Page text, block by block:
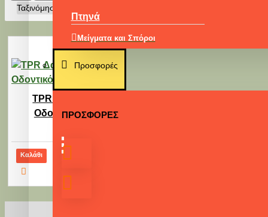
Πτηνά
Μείγματα και Σπόροι
Εξοπλισμός
Μικρά Κατοικίδια
Προσφορές
ΠΡΟΣΦΟΡΈΣ
Ταξινόμηση:
TPR Δαχτυλίδι
Οδοντικό 7cm
Καλάθι